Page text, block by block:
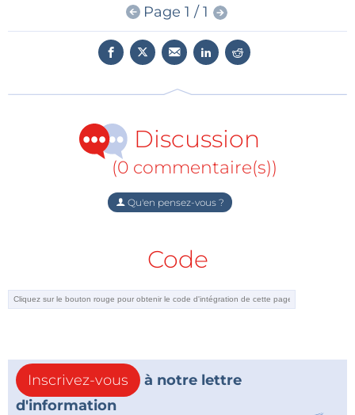
Si vous avez des lumières sur le sujet, n'hésitez pas à
nous en faire part , nous les publierons ici.
Cela ressemble fortement aux travaux de Nikolas
Tesla sur la transmission de l'énergie sans fil !
J’espère que cela vous permettra d’approfondir ce
fameux montage dans elektor
http://www.freepatentsonline.com/20130002048.pdf
GD
Page 1 / 1
Discussion
(0 commentaire(s))
Qu'en pensez-vous ?
Code
Inscrivez-vous
à notre lettre
d'information